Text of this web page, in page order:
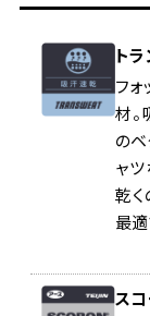
ト
フ
材
のベ
ャ
乾
最適
ス